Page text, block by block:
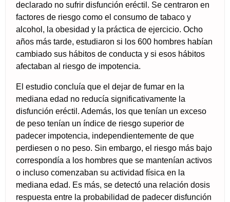
declarado no sufrir disfunción eréctil. Se centraron en
factores de riesgo como el consumo de tabaco y
alcohol, la obesidad y la práctica de ejercicio. Ocho
años más tarde, estudiaron si los 600 hombres habían
cambiado sus hábitos de conducta y si esos hábitos
afectaban al riesgo de impotencia.
El estudio concluía que el dejar de fumar en la
mediana edad no reducía significativamente la
disfunción eréctil. Además, los que tenían un exceso
de peso tenían un índice de riesgo superior de
padecer impotencia, independientemente de que
perdiesen o no peso. Sin embargo, el riesgo más bajo
correspondía a los hombres que se mantenían activos
o incluso comenzaban su actividad física en la
mediana edad. Es más, se detectó una relación dosis
respuesta entre la probabilidad de padecer disfunción